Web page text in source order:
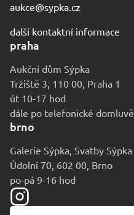
aukce@sypka.cz
další kontaktní informace
praha
Aukční dům Sýpka
Tržiště 3, 110 00, Praha 1
út 10-17 hod
dále po telefonické domluvě
brno
Galerie Sýpka, Svatby Sýpka
Údolní 70, 602 00, Brno
po-pá 9-16 hod